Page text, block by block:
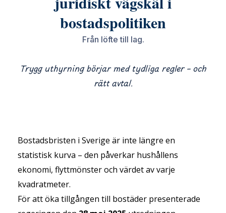
bostadspolitiken
Från löfte till lag.
Trygg uthyrning börjar med tydliga regler – och
rätt avtal.
Bostadsbristen i Sverige är inte längre en
statistisk kurva – den påverkar hushållens
ekonomi, flyttmönster och värdet av varje
kvadratmeter.
För att öka tillgången till bostäder presenterade